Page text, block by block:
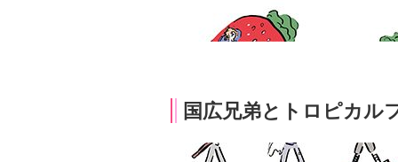
国広兄弟とトロピカル